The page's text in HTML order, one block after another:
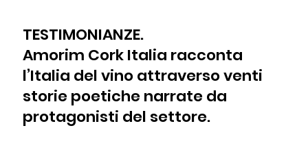
TESTIMONIANZE.
Amorim Cork Italia racconta
l’Italia del vino attraverso venti
storie poetiche narrate da
protagonisti del settore.